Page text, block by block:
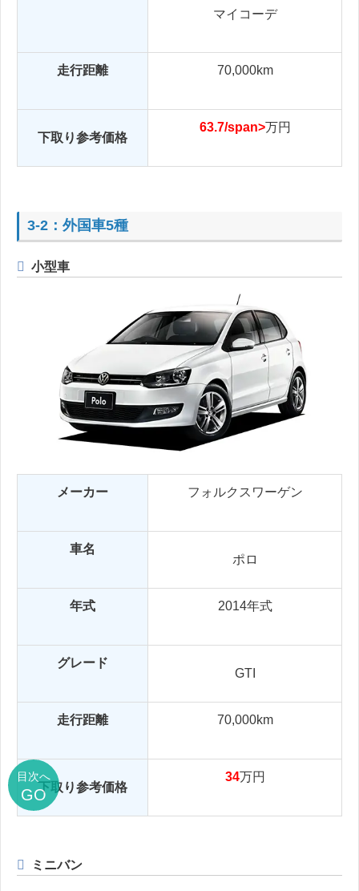
マイコーデ
走行距離 70,000km
下取り参考価格
63.7/span>万円
3-2：外国車5種
小型車
メーカー フォルクスワーゲン
車名
ポロ
年式 2014年式
グレード
GTI
走行距離 70,000km
下取り参考価格
34万円
ミニバン
目次へ
GO